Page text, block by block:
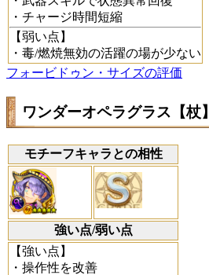
・チャージ時間短縮
【弱い点】
・毒/燃焼無効の活躍の場が少ない
フォービドゥン・サイズの評価
ワンダーオペラグラス【杖】
モチーフキャラとの相性
強い点/弱い点
【強い点】
・操作性を改善